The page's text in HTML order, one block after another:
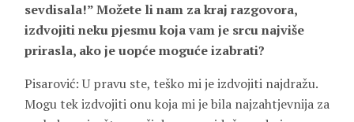
sevdisala!” Možete li nam za kraj razgovora,
izdvojiti neku pjesmu koja vam je srcu najviše
prirasla, ako je uopće moguće izabrati?
Pisarović: U pravu ste, teško mi je izdvojiti najdražu.
Mogu tek izdvojiti onu koja mi je bila najzahtjevnija za